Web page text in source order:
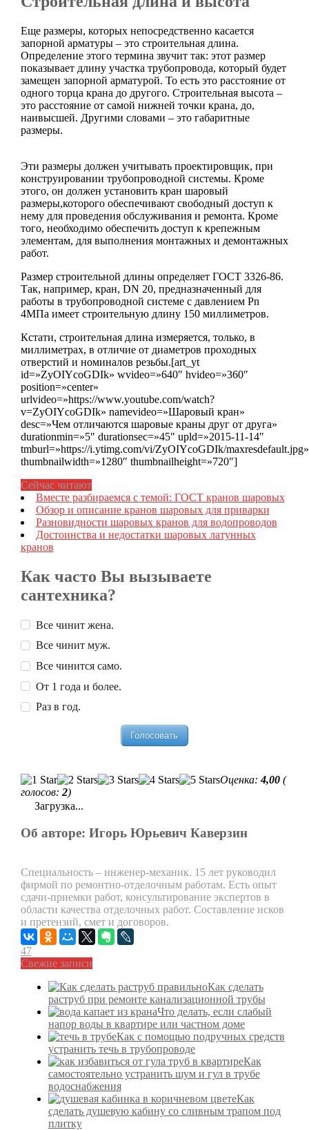
Еще размеры, которых непосредственно касается
запорной арматуры – это строительная длина.
Определение этого термина звучит так: этот размер
показывает длину участка трубопровода, который будет
замещен запорной арматурой. То есть это расстояние от
одного торца крана до другого. Строительная высота –
это расстояние от самой нижней точки крана, до,
наивысшей. Другими словами – это габаритные
размеры.
Эти размеры должен учитывать проектировщик, при
конструировании трубопроводной системы. Кроме
этого, он должен установить кран шаровый
размеры,которого обеспечивают свободный доступ к
нему для проведения обслуживания и ремонта. Кроме
того, необходимо обеспечить доступ к крепежным
элементам, для выполнения монтажных и демонтажных
работ.
Размер строительной длины определяет ГОСТ 3326-86.
Так, например, кран, DN 20, предназначенный для
работы в трубопроводной системе с давлением Pn
4МПа имеет строительную длину 150 миллиметров.
Кстати, строительная длина измеряется, только, в
миллиметрах, в отличие от диаметров проходных
отверстий и номиналов резьбы.[art_yt
id=»ZyOIYcoGDIk» wvideo=»640″ hvideo=»360″
position=»center»
urlvideo=»https://www.youtube.com/watch?
v=ZyOIYcoGDIk» namevideo=»Шаровый кран»
desc=»Чем отличаются шаровые краны друг от друга»
durationmin=»5″ durationsec=»45″ upld=»2015-11-14″
tmburl=»https://i.ytimg.com/vi/ZyOIYcoGDIk/maxresdefault.jpg»
thumbnailwidth=»1280″ thumbnailheight=»720″]
Сейчас читают
Вместе разбираемся с темой: ГОСТ кранов шаровых
Обзор и описание кранов шаровых для приварки
Разновидности шаровых кранов для водопроводов
Достоинства и недостатки шаровых латунных
кранов
Как часто Вы вызываете
сантехника?
Все чинит жена.
Все чинит муж.
Все чинится само.
От 1 года и более.
Раз в год.
Оценка:4,00(
голосов: 2)
Загрузка...
Об авторе: Игорь Юрьевич Каверзин
Специальность – инженер-механик. 15 лет руководил
фирмой по ремонтно-отделочным работам. Есть опыт
сдачи-приемки работ, консультирование экспертов в
области качества отделочных работ. Составление исков
и претензий, смет и договоров.
47
Свежие записи
Как сделать
раструб при ремонте канализационной трубы
Что делать, если слабый
напор воды в квартире или частном доме
Как с помощью подручных средств
устранить течь в трубопроводе
Как
самостоятельно устранить шум и гул в трубе
водоснабжения
Как
сделать душевую кабину со сливным трапом под
плитку